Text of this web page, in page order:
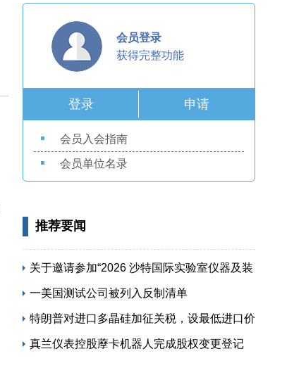
会员登录
获得完整功能
登录 申请
会员入会指南
会员单位名录
推荐要闻
关于邀请参加“2026 沙特国际实验室仪器及装
备展览会”的函
一美国测试公司被列入反制清单
特朗普对进口多晶硅加征关税，设最低进口价
保护本土供应链
真兰仪表控股藦卡机器人完成股权变更登记